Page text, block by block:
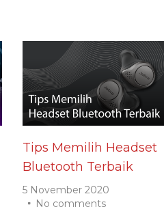
Tips Memilih Headset
Bluetooth Terbaik
5 November 2020
No comments